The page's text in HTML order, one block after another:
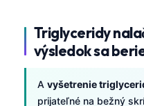
Triglyceridy
výsledok sa
A vyšetrenie
prijateľné na bežný